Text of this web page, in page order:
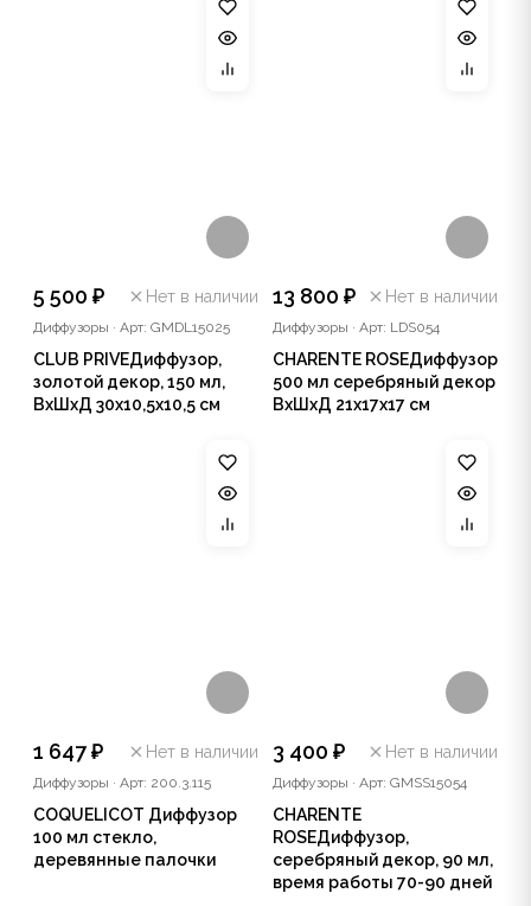
5 500 ₽ Нет в наличии
Диффузоры · Арт: GMDL15025
CLUB PRIVEДиффузор,
золотой декор, 150 мл,
ВхШхД 30х10,5х10,5 см
13 800 ₽ Нет в наличии
Диффузоры · Арт: LDS054
CHARENTE ROSEДиффузор
500 мл серебряный декор
ВхШхД 21х17х17 см
1 647 ₽ Нет в наличии
Диффузоры · Арт: 200.3.115
COQUELICOT Диффузор
100 мл стекло,
деревянные палочки
3 400 ₽ Нет в наличии
Диффузоры · Арт: GMSS15054
CHARENTE
ROSEДиффузор,
серебряный декор, 90 мл,
время работы 70-90 дней